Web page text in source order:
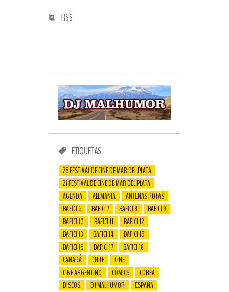
RSS
ETIQUETAS
26 FESTIVAL DE CINE DE MAR DEL PLATA
27 FESTIVAL DE CINE DE MAR DEL PLATA
AGENDA
ALEMANIA
ANTENAS ROTAS
BAFICI 6
BAFICI 7 BAFICI 8
BAFICI 9
BAFICI 10
BAFICI 11
BAFICI 12
BAFICI 13
BAFICI 14
BAFICI 15
BAFICI 16
BAFICI 17
BAFICI 18
CANADÁ
CHILE
CINE
CINE ARGENTINO
COMICS
COREA
DISCOS
DJ MALHUMOR
ESPAÑA